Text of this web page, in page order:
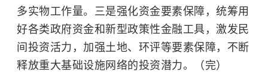
多实物工作量。三是强化资金要素保障，统筹用
好各类政府资金和新型政策性金融工具，激发民
间投资活力，加强土地、环评等要素保障，不断
释放重大基础设施网络的投资潜力。（完）